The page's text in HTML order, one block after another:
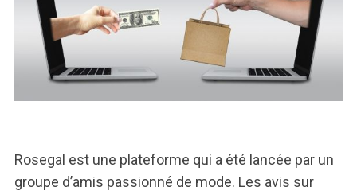
Rosegal est une plateforme qui a été lancée par un
groupe d’amis passionné de mode. Les avis sur